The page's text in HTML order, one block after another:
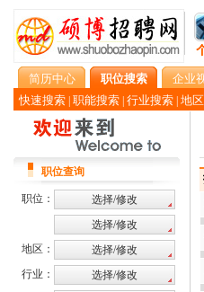
简历中心 职位搜索 企业
快速搜索 职能搜索 行业搜索 地
职位查询
职位：
地区：
行业：